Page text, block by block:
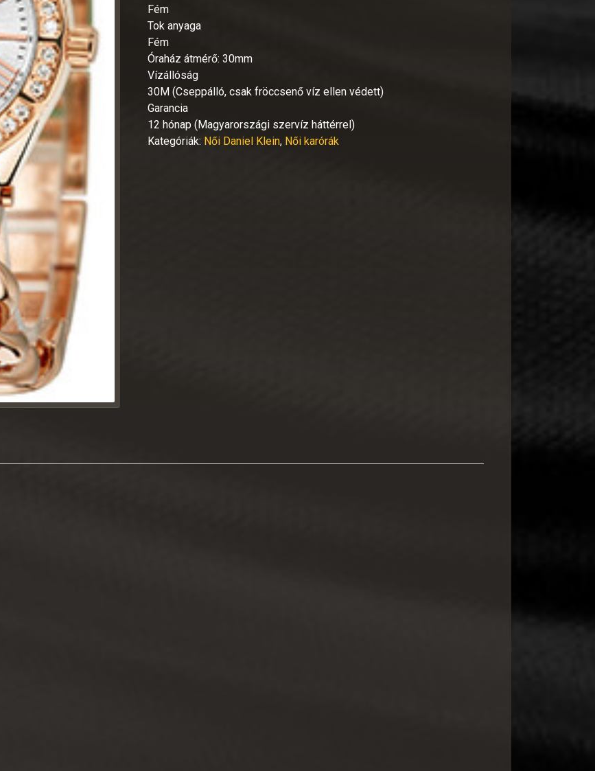
Fém
Tok anyaga
Fém
Óraház átmérő: 30mm
Vízállóság
30M (Cseppálló, csak fröccsenő víz ellen védett)
Garancia
12 hónap (Magyarországi szervíz háttérrel)
Kategóriák: Női Daniel Klein, Női karórák